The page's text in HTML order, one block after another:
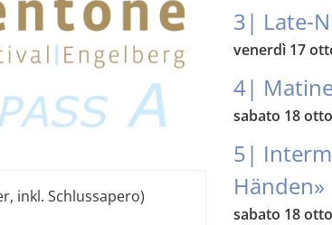
inkl. Schlussapero)
3| Late-
venerdì 17
4|
sabato 18
5|
Händen»
sabato 18